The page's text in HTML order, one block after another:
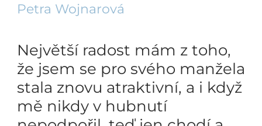
Petra Wojnarová
Největší radost mám z toho,
že jsem se pro svého manžela
stala znovu atraktivní, a i když
mě nikdy v hubnutí